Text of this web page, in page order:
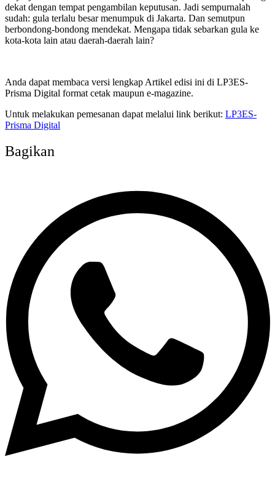
dekat dengan tempat pengambilan keputusan. Jadi sempurnalah
sudah: gula terlalu besar menumpuk di Jakarta. Dan semutpun
berbondong-bondong mendekat. Mengapa tidak sebarkan gula ke
kota-kota lain atau daerah-daerah lain?
Anda dapat membaca versi lengkap Artikel edisi ini di LP3ES-
Prisma Digital format cetak maupun e-magazine.
Untuk melakukan pemesanan dapat melalui link berikut: LP3ES-
Prisma Digital
Bagikan